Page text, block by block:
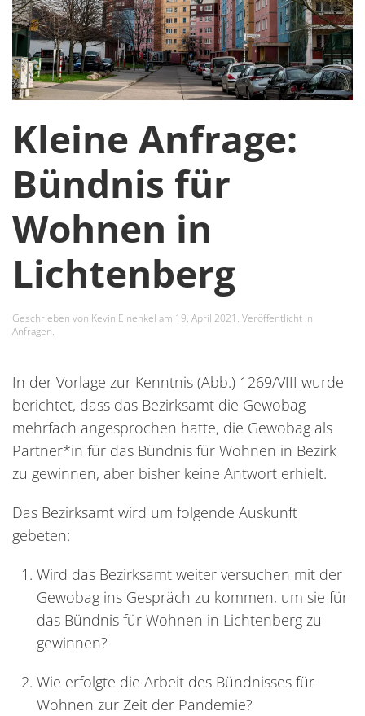
Kleine Anfrage:
Bündnis für
Wohnen in
Lichtenberg
Geschrieben von Kevin Einenkel am 19. April 2021 . Veröffentlicht in
Anfragen.
In der Vorlage zur Kenntnis (Abb.) 1269/VIII wurde
berichtet, dass das Bezirksamt die Gewobag
mehrfach angesprochen hatte, die Gewobag als
Partner*in für das Bündnis für Wohnen in Bezirk
zu gewinnen, aber bisher keine Antwort erhielt.
Das Bezirksamt wird um folgende Auskunft
gebeten:
Wird das Bezirksamt weiter versuchen mit der
Gewobag ins Gespräch zu kommen, um sie für
das Bündnis für Wohnen in Lichtenberg zu
gewinnen?
Wie erfolgte die Arbeit des Bündnisses für
Wohnen zur Zeit der Pandemie?